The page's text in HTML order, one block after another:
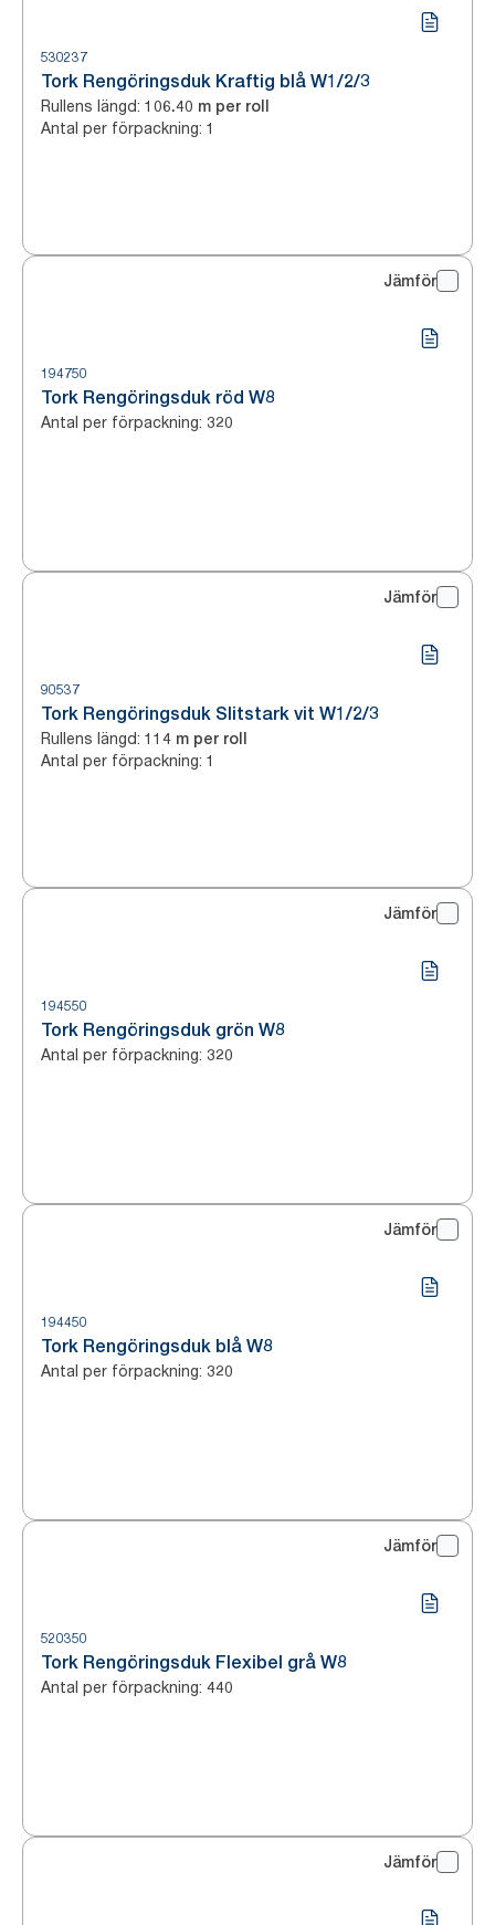
530237
Tork Rengöringsduk Kraftig blå W1/2/3
Rullens längd: 106.40 m per roll
Antal per förpackning: 1
Jämför
194750
Tork Rengöringsduk röd W8
Antal per förpackning: 320
Jämför
90537
Tork Rengöringsduk Slitstark vit W1/2/3
Rullens längd: 114 m per roll
Antal per förpackning: 1
Jämför
194550
Tork Rengöringsduk grön W8
Antal per förpackning: 320
Jämför
194450
Tork Rengöringsduk blå W8
Antal per förpackning: 320
Jämför
520350
Tork Rengöringsduk Flexibel grå W8
Antal per förpackning: 440
Jämför